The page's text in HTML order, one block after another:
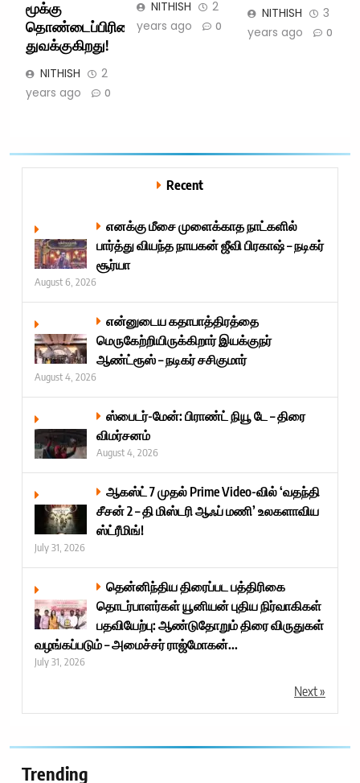
மூக்கு
தொண்டைப்பிரிவை
துவக்குகிறது!
NITHISH
2
years ago
0
NITHISH
2
years ago
0
NITHISH
3
years ago
0
Recent
எனக்கு மீசை முளைக்காத நாட்களில்
பார்த்து வியந்த நாயகன் ஜீவி பிரகாஷ் – நடிகர்
சூர்யா
August 6, 2026
என்னுடைய கதாபாத்திரத்தை
மெருகேற்றியிருக்கிறார் இயக்குநர்
ஆண்ட்ரூஸ் – நடிகர் சசிகுமார்
August 4, 2026
ஸ்பைடர்-மேன்: பிராண்ட் நியூ டே – திரை
விமர்சனம்
August 4, 2026
ஆகஸ்ட் 7 முதல் Prime Video-வில் ‘வதந்தி
சீசன் 2 – தி மிஸ்டரி ஆஃப் மணி’ உலகளாவிய
ஸ்ட்ரீமிங்!
July 31, 2026
தென்னிந்திய திரைப்பட பத்திரிகை
தொடர்பாளர்கள் யூனியன் புதிய நிர்வாகிகள்
பதவியேற்பு: ஆண்டுதோறும் திரை விருதுகள்
வழங்கப்படும் – அமைச்சர் ராஜ்மோகன்...
July 31, 2026
Next »
Trending